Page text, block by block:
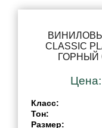
Толщина
Ширина
Коллекция
CLASSIC
ГОРНЫЙ
Цена:
Класс:
Тон:
Размер: